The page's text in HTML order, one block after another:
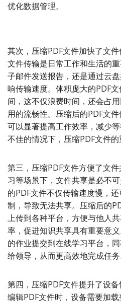
优化数据管理。
其次，压缩PDF文件加快了文
文件传输是日常工作和生活的
子邮件发送报告，还是通过云
响传输速度。体积庞大的PDF
间，这不仅浪费时间，还会占
用的流畅性。压缩后的PDF文
可以显著提高工作效率，减少
不佳的情况下，压缩PDF文件的
第三，压缩PDF文件方便了文
习等场景下，文件共享是必不
的PDF文件不仅传输速度慢，
制，导致无法共享。压缩后的
上传到各种平台，方便与他人
率，促进知识共享具有重要意
的作业提交到在线学习平台，
给领导，从而更高效地完成任务
第四，压缩PDF文件提升了设
编辑PDF文件时，设备需要加